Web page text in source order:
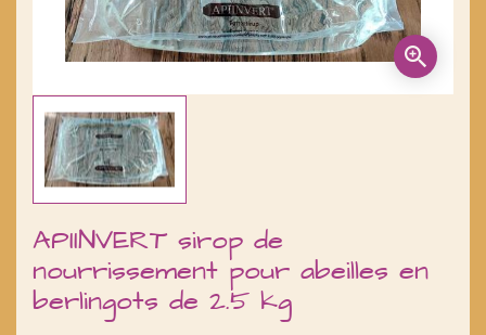
APIINVERT sirop de
nourrissement pour abeilles en
berlingots de 2.5 kg